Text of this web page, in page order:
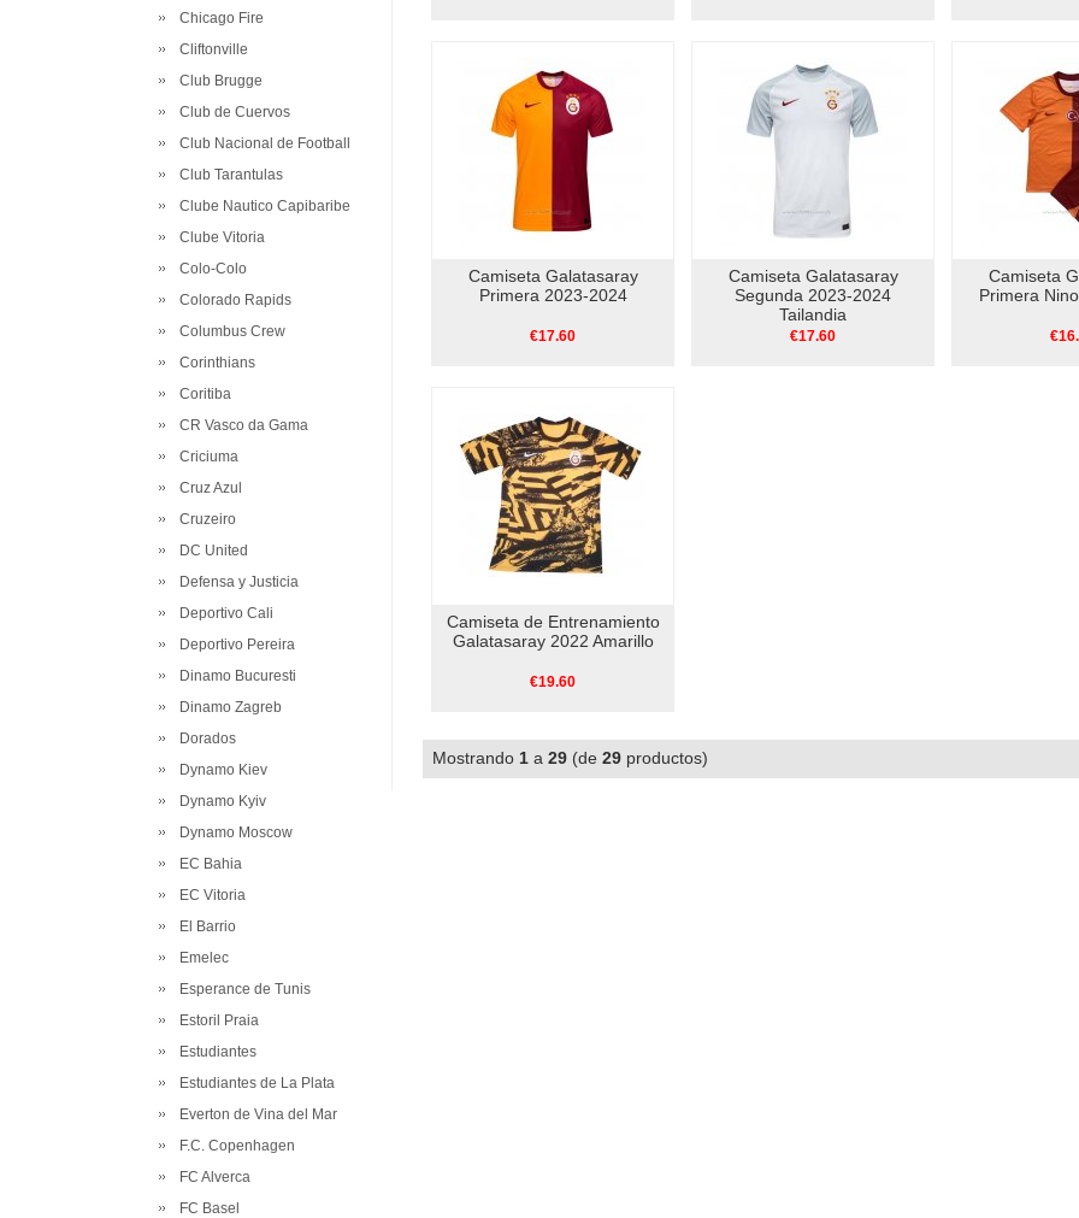
Chicago Fire
Cliftonville
Club Brugge
Club de Cuervos
Club Nacional de Football
Club Tarantulas
Clube Nautico Capibaribe
Clube Vitoria
Colo-Colo
Colorado Rapids
Columbus Crew
Corinthians
Coritiba
CR Vasco da Gama
Criciuma
Cruz Azul
Cruzeiro
DC United
Defensa y Justicia
Deportivo Cali
Deportivo Pereira
Dinamo Bucuresti
Dinamo Zagreb
Dorados
Dynamo Kiev
Dynamo Kyiv
Dynamo Moscow
EC Bahia
EC Vitoria
El Barrio
Emelec
Esperance de Tunis
Estoril Praia
Estudiantes
Estudiantes de La Plata
Everton de Vina del Mar
F.C. Copenhagen
FC Alverca
FC Basel
Camiseta Galatasaray
Primera 2023-2024
€17.60
Camiseta Galatasaray
Segunda 2023-2024
Tailandia
€17.60
Camiseta
Primera
Camiseta de Entrenamiento
Galatasaray 2022 Amarillo
€19.60
Mostrando 1 a 29 (de 29 productos)